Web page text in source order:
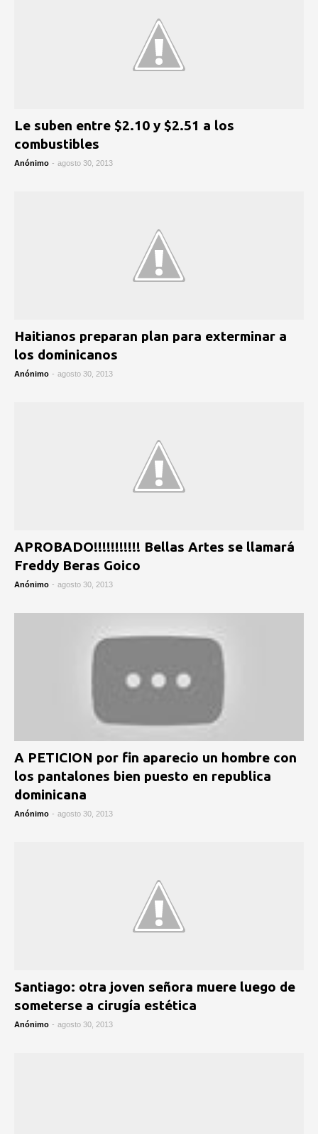
Le suben entre $2.10 y $2.51 a los
combustibles
Anónimo - agosto 30, 2013
Haitianos preparan plan para exterminar a
los dominicanos
Anónimo - agosto 30, 2013
APROBADO!!!!!!!!!!! Bellas Artes se llamará
Freddy Beras Goico
Anónimo - agosto 30, 2013
A PETICION por fin aparecio un hombre con
los pantalones bien puesto en republica
dominicana
Anónimo - agosto 30, 2013
Santiago: otra joven señora muere luego de
someterse a cirugía estética
Anónimo - agosto 30, 2013